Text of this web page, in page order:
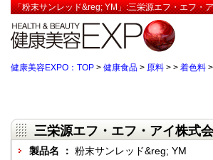
「粉末サンレッド&reg; YM」:三栄源エフ・エフ・
健康美容EXPO：TOP > 健康食品 > 原料 > > 着色料 >
三栄源エフ・エフ・アイ株式
製品名 ： 粉末サンレッド&reg; YM